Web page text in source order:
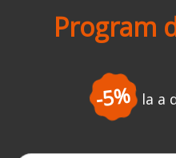
Program
-5% la a